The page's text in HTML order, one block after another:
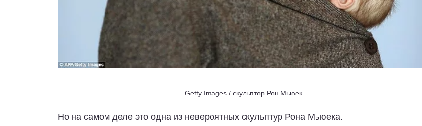
Getty Images / скульптор Рон Мьюeк
Но на самом деле это одна из невероятных скульптур Рона Мьюека.